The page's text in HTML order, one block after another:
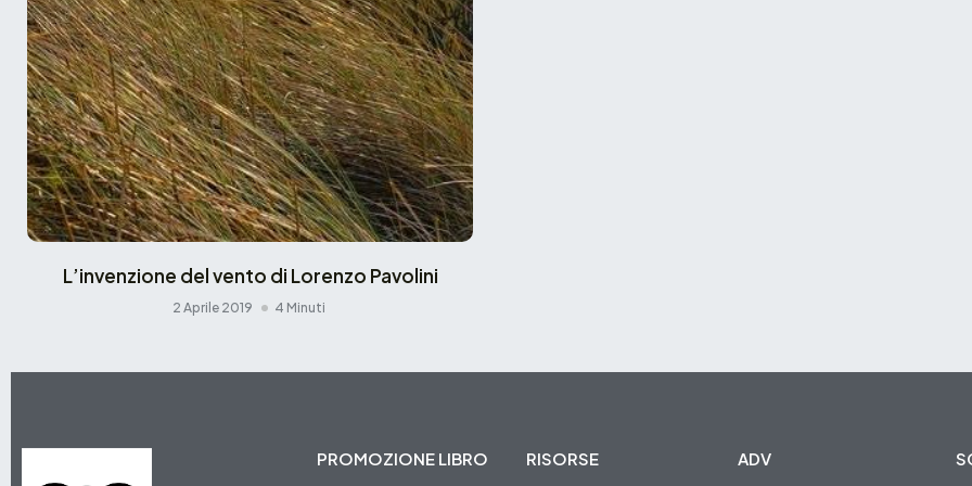
L’invenzione del vento di Lorenzo Pavolini
2 Aprile 2019 4 Minuti
PROMOZIONE LIBRO RISORSE ADV